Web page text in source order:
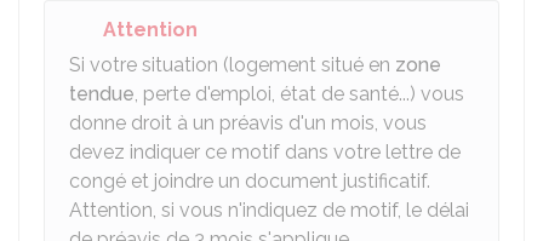
Attention
Si votre situation (logement situé en zone
tendue, perte d'emploi, état de santé...) vous
donne droit à un préavis d'un mois, vous
devez indiquer ce motif dans votre lettre de
congé et joindre un document justificatif.
Attention, si vous n'indiquez de motif, le délai